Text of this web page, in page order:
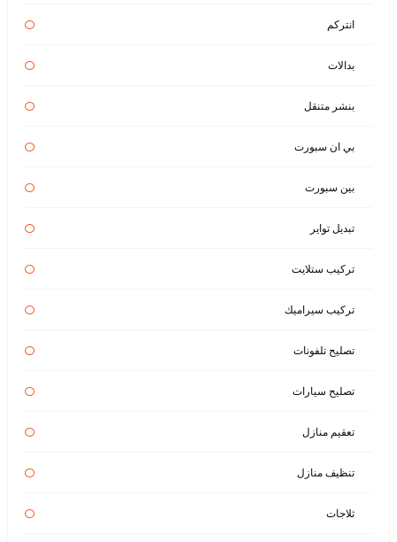
انتركم
بدالات
بنشر متنقل
بي ان سبورت
بين سبورت
تبديل تواير
تركيب ستلايت
تركيب سيراميك
تصليح تلفونات
تصليح سيارات
تعقيم منازل
تنظيف منازل
ثلاجات